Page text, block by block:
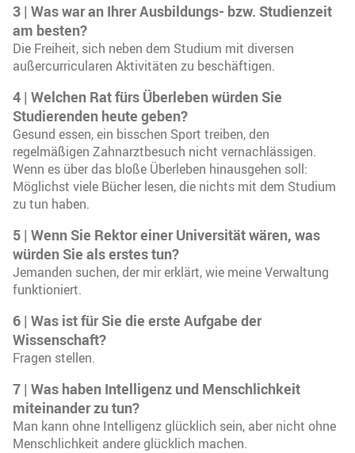
3 | Was war an Ihrer Ausbildungs- bzw. Studienzeit
am besten?
Die Freiheit, sich neben dem Studium mit diversen
außercurricularen Aktivitäten zu beschäftigen.
4 | Welchen Rat fürs Überleben würden Sie
Studierenden heute geben?
Gesund essen, ein bisschen Sport treiben, den
regelmäßigen Zahnarztbesuch nicht vernachlässigen.
Wenn es über das bloße Überleben hinausgehen soll:
Möglichst viele Bücher lesen, die nichts mit dem Studium
zu tun haben.
5 | Wenn Sie Rektor einer Universität wären, was
würden Sie als erstes tun?
Jemanden suchen, der mir erklärt, wie meine Verwaltung
funktioniert.
6 | Was ist für Sie die erste Aufgabe der
Wissenschaft?
Fragen stellen.
7 | Was haben Intelligenz und Menschlichkeit
miteinander zu tun?
Man kann ohne Intelligenz glücklich sein, aber nicht ohne
Menschlichkeit andere glücklich machen.